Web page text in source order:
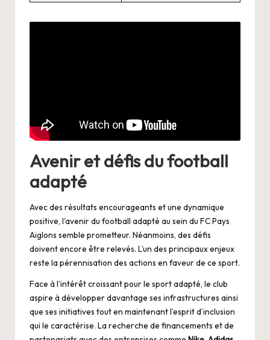
Avenir et défis du football
adapté
Avec des résultats encourageants et une dynamique
positive, l’avenir du football adapté au sein du FC Pays
Aiglons semble prometteur. Néanmoins, des défis
doivent encore être relevés. L’un des principaux enjeux
reste la pérennisation des actions en faveur de ce sport.
Face à l’intérêt croissant pour le sport adapté, le club
aspire à développer davantage ses infrastructures ainsi
que ses initiatives tout en maintenant l’esprit d’inclusion
qui le caractérise. La recherche de financements et de